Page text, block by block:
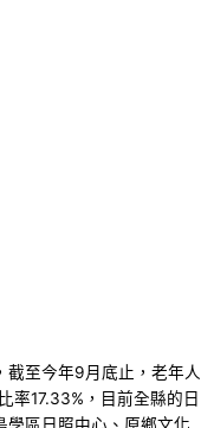
至今年9月底止，老年人
率17.33%，目前全縣的日